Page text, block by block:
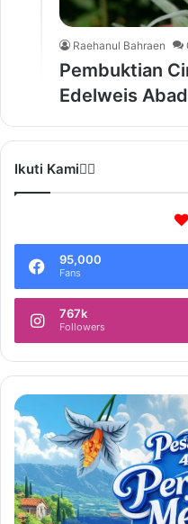
Raehanul Bahraen
Pembuktian
Edelweis
Ikuti Kami❤️‍🔥
95,000
Fans
767k
Followers